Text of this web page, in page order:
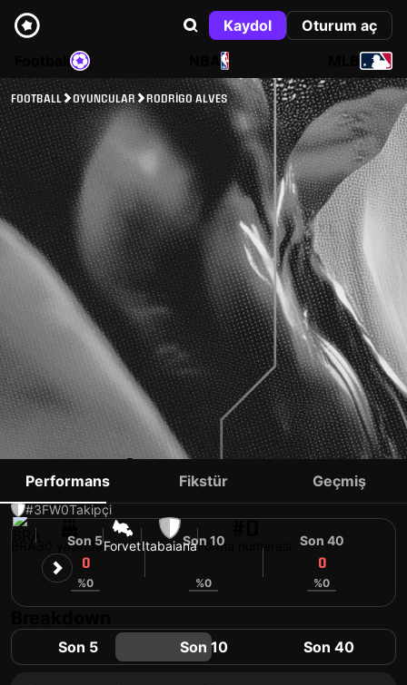
Kaydol
Oturum aç
NBA
FOOTBALL OYUNCULAR RODRIGO ALVES
RODRIGO ALVES
#3FW0Takipçi
30 yaşındaForvetItabaianaForma numarası
Performans Fikstür Geçmiş
Son 5
0
%0
Son 10
%0
Son 40
0
%0
Son 5 Son 10 Son 40